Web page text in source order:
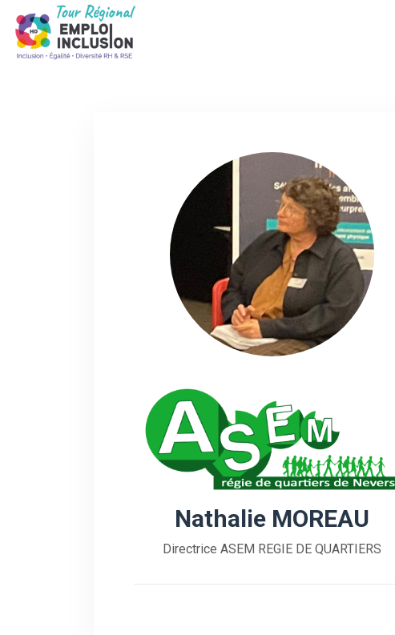
Nathalie MOREAU
Directrice ASEM REGIE DE QUARTIERS